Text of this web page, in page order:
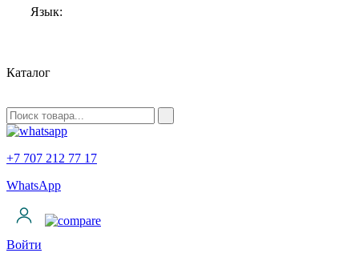
Язык:
Каталог
+7 707 212 77 17
WhatsApp
Войти